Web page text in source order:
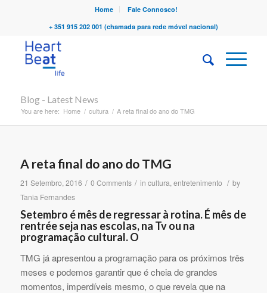
Home
Fale Connosco!
+ 351 915 202 001 (chamada para rede móvel nacional)
Blog - Latest News
You are here: Home / cultura / A reta final do ano do TMG
A reta final do ano do TMG
21 Setembro, 2016 / 0 Comments / in cultura, entretenimento / by
Tania Fernandes
Setembro é mês de regressar à rotina. É mês de
rentrée seja nas escolas, na Tv ou na
programação cultural. O
TMG já apresentou a programação para os próximos três
meses e podemos garantir que é cheia de grandes
momentos, imperdíveis mesmo, o que revela que na